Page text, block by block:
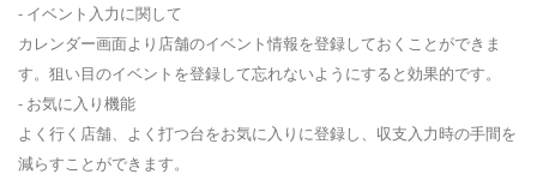
- イベント入力に関して
カレンダー画面より店舗のイベント情報を登録しておくことができま
す。狙い目のイベントを登録して忘れないようにすると効果的です。
- お気に入り機能
よく行く店舗、よく打つ台をお気に入りに登録し、収支入力時の手間を
減らすことができます。